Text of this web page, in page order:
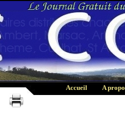
Accueil A